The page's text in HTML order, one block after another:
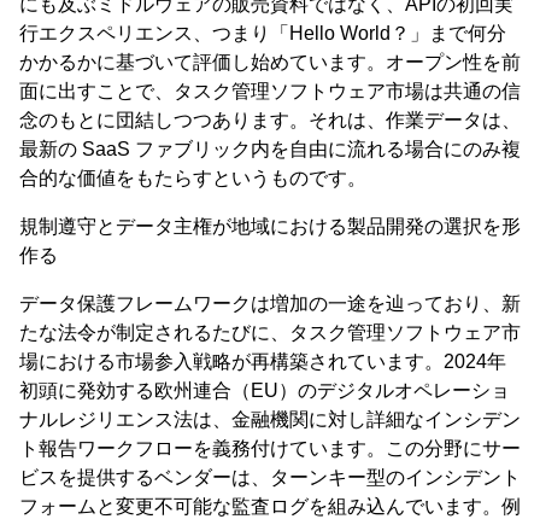
にも及ぶミドルウェアの販売資料ではなく、APIの初回実
行エクスペリエンス、つまり「Hello World？」まで何分
かかるかに基づいて評価し始めています。オープン性を前
面に出すことで、タスク管理ソフトウェア市場は共通の信
念のもとに団結しつつあります。それは、作業データは、
最新の SaaS ファブリック内を自由に流れる場合にのみ複
合的な価値をもたらすというものです。
規制遵守とデータ主権が地域における製品開発の選択を形
作る
データ保護フレームワークは増加の一途を辿っており、新
たな法令が制定されるたびに、タスク管理ソフトウェア市
場における市場参入戦略が再構築されています。2024年
初頭に発効する欧州連合（EU）のデジタルオペレーショ
ナルレジリエンス法は、金融機関に対し詳細なインシデン
ト報告ワークフローを義務付けています。この分野にサー
ビスを提供するベンダーは、ターンキー型のインシデント
フォームと変更不可能な監査ログを組み込んでいます。例